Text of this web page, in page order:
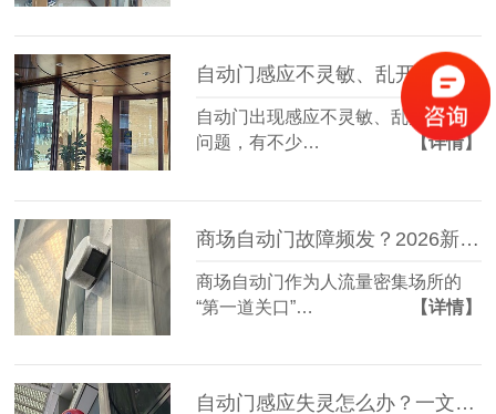
自动门感应不灵敏、乱开乱关？维修师傅不愿透露的3个“零成本”排查法！
自动门出现感应不灵敏、乱开乱关的
问题，有不少…
【详情】
商场自动门故障频发？2026新维修保养指南，省下50%维修费
商场自动门作为人流量密集场所的
“第一道关口”…
【详情】
自动门感应失灵怎么办？一文教你快速排查与修复